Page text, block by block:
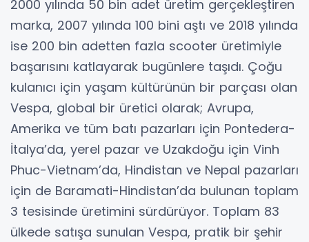
2000 yılında 50 bin adet üretim gerçekleştiren
marka, 2007 yılında 100 bini aştı ve 2018 yılında
ise 200 bin adetten fazla scooter üretimiyle
başarısını katlayarak bugünlere taşıdı. Çoğu
kulanıcı için yaşam kültürünün bir parçası olan
Vespa, global bir üretici olarak; Avrupa,
Amerika ve tüm batı pazarları için Pontedera-
İtalya’da, yerel pazar ve Uzakdoğu için Vinh
Phuc-Vietnam’da, Hindistan ve Nepal pazarları
için de Baramati-Hindistan’da bulunan toplam
3 tesisinde üretimini sürdürüyor. Toplam 83
ülkede satışa sunulan Vespa, pratik bir şehir